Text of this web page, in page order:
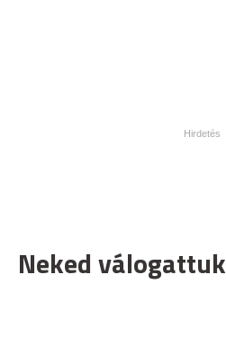
Neked válogattuk